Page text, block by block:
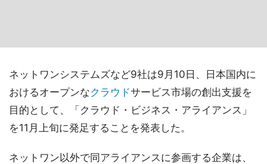
ネットワンシステムズなど9社は9月10日、日本国内に
おけるオープンなクラウドサービス市場の創出支援を
目的として、「クラウド・ビジネス・アライアンス」
を11月上旬に発足することを発表した。
ネットワン以外で同アライアンスに参画する企業は、